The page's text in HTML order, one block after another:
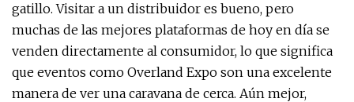
gatillo. Visitar a un distribuidor es bueno, pero
muchas de las mejores plataformas de hoy en día se
venden directamente al consumidor, lo que significa
que eventos como Overland Expo son una excelente
manera de ver una caravana de cerca. Aún mejor,